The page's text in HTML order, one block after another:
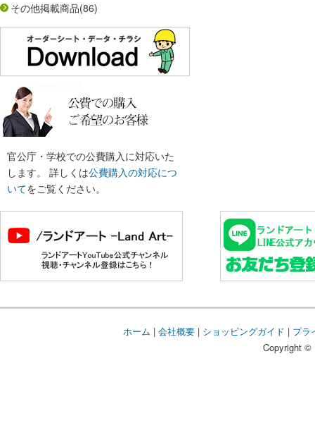
その他掲載商品(86)
官公庁・学校での公費購入に対応いた
します。 詳しくは公費購入の対応につ
いてをご覧ください。
ホーム | 会社概要| ショッピングガイド | プラ
Copyright ©